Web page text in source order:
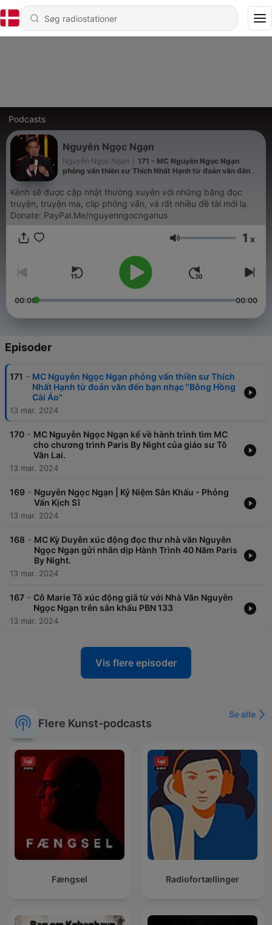
Podcasts
Nguyễn Ngọc Ngạn
Nguyễn Ngọc Ngạn
171 - MC Nguyễn Ngọc Ngạn
phỏng vấn thiền sư Thích Nhất Hạnh từ đoản văn đến
Kênh sẽ được cập nhật thường xuyên với những băng đọc
truyện, truyện ma, clip phỏng vấn, và rất nhiều đề tài mới lạ.
Donate: PayPal.Me/nguyenngocnganus
Lydstyrke 1 x
00:00 00:00
Episoder
171 - MC Nguyễn Ngọc Ngạn phỏng vấn thiền sư Thích
Nhất Hạnh từ đoản văn đến bạn nhạc "Bông Hồng
Cài Áo"
13 mar. 2024
170 - MC Nguyễn Ngọc Ngạn kể về hành trình tìm MC
cho chương trình Paris By Night của giáo sư Tô
Văn Lai.
13 mar. 2024
169 - Nguyễn Ngọc Ngạn | Kỷ Niệm Sân Khấu - Phỏng
Vấn Kịch Sĩ
13 mar. 2024
168 - MC Kỳ Duyên xúc động đọc thư nhà văn Nguyễn
Ngọc Ngạn gửi nhân dịp Hành Trình 40 Năm Paris
By Night.
13 mar. 2024
167 - Cô Marie Tô xúc động giã từ với Nhà Văn Nguyễn
Ngọc Ngạn trên sân khấu PBN 133
13 mar. 2024
Vis flere episoder
Flere Kunst-podcasts
Se alle
Fængsel Radiofortællinger